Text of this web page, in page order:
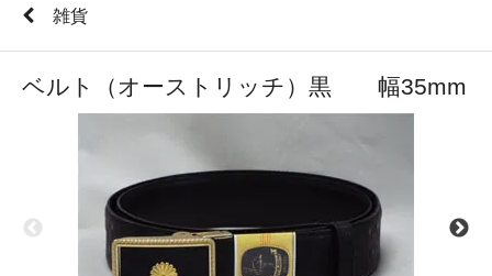
雑貨
ベルト（オーストリッチ）黒 幅35mm